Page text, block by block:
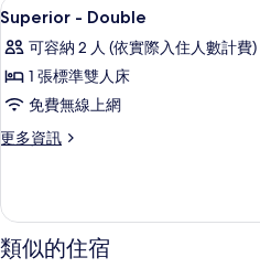
單
人
床
的
所
片
人
兩
張
人
床
的
顯
示
Superior
-
Double
的
相
片
4
Superior - Double
可容納 2 人 (依實際入住人數計費)
1 張標準雙人床
免費無線上網
更多資訊
更
Double
的
詳
類似的住宿